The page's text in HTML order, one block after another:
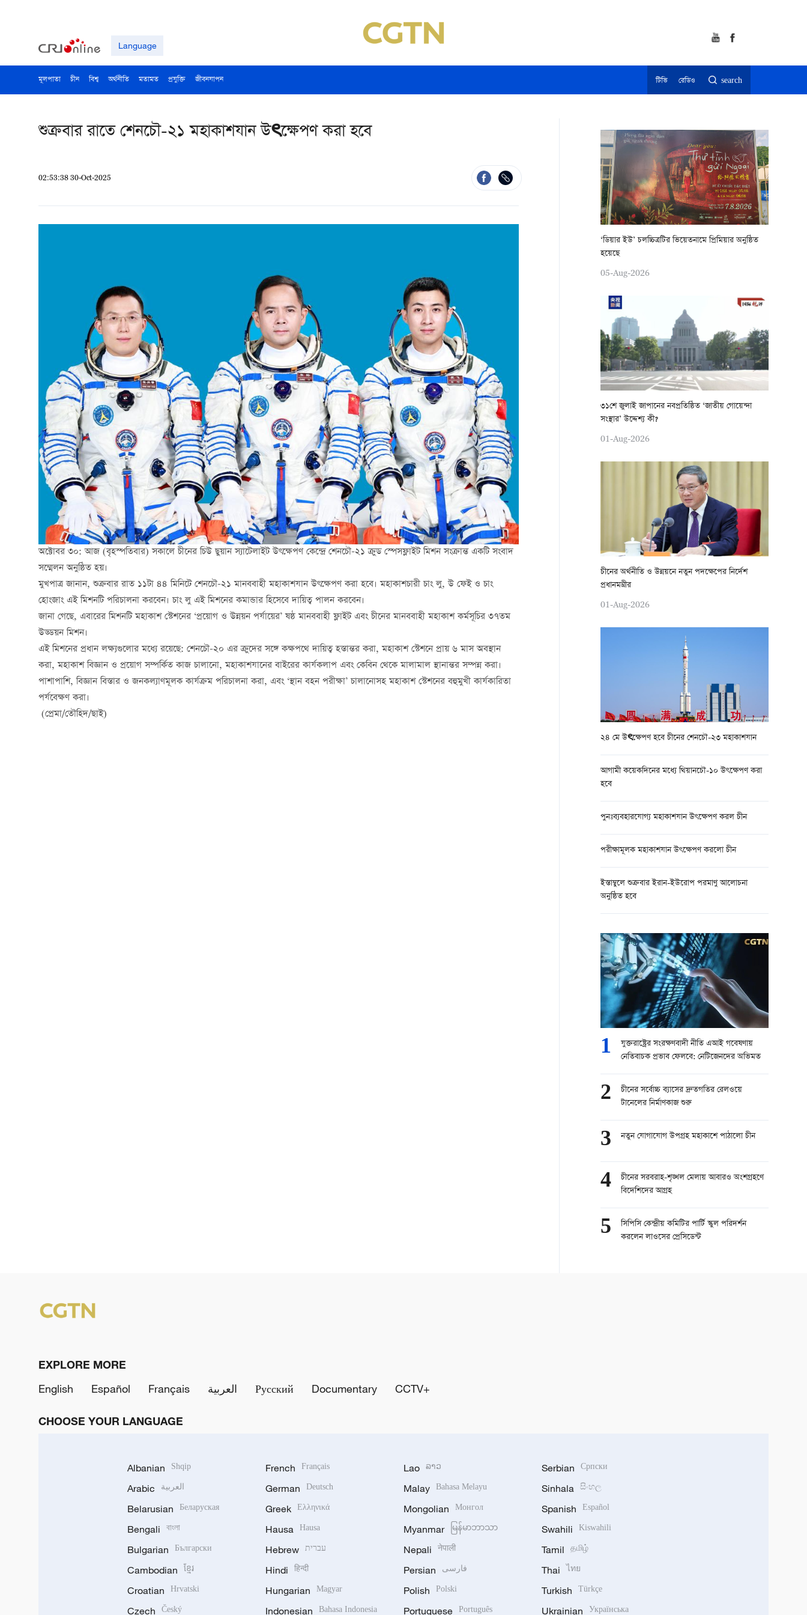
Language
মূলপাতা চীন বিশ্ব অর্থনীতি মতামত প্রযুক্তি জীবনযাপন টিভি রেডিও search
শুক্রবার রাতে শেনচৌ-২১ মহাকাশযান উৎক্ষেপণ করা হবে
02:53:38 30-Oct-2025
অক্টোবর ৩০: আজ (বৃহস্পতিবার) সকালে চীনের চিউ ছুয়ান স্যাটেলাইট উৎক্ষেপণ কেন্দ্রে শেনচৌ-২১ ক্রুড স্পেসফ্লাইট মিশন সংক্রান্ত একটি সংবাদ
সম্মেলন অনুষ্ঠিত হয়।
মুখপাত্র জানান, শুক্রবার রাত ১১টা ৪৪ মিনিটে শেনচৌ-২১ মানববাহী মহাকাশযান উৎক্ষেপণ করা হবে। মহাকাশচারী চাং লু, উ ফেই ও চাং
হোংজাং এই মিশনটি পরিচালনা করবেন। চাং লু এই মিশনের কমান্ডার হিসেবে দায়িত্ব পালন করবেন।
জানা গেছে, এবারের মিশনটি মহাকাশ স্টেশনের ‘প্রয়োগ ও উন্নয়ন পর্যায়ের’ ষষ্ঠ মানববাহী ফ্লাইট এবং চীনের মানববাহী মহাকাশ কর্মসূচির ৩৭তম
উড্ডয়ন মিশন।
এই মিশনের প্রধান লক্ষ্যগুলোর মধ্যে রয়েছে: শেনচৌ-২০ এর ক্রুদের সঙ্গে কক্ষপথে দায়িত্ব হস্তান্তর করা, মহাকাশ স্টেশনে প্রায় ৬ মাস অবস্থান
করা, মহাকাশ বিজ্ঞান ও প্রয়োগ সম্পর্কিত কাজ চালানো, মহাকাশযানের বাইরের কার্যকলাপ এবং কেবিন থেকে মালামাল স্থানান্তর সম্পন্ন করা।
পাশাপাশি, বিজ্ঞান বিস্তার ও জনকল্যাণমূলক কার্যক্রম পরিচালনা করা, এবং ‘স্থান বহন পরীক্ষা’ চালানোসহ মহাকাশ স্টেশনের বহুমুখী কার্যকারিতা
পর্যবেক্ষণ করা।
(প্রেমা/তৌহিদ/ছাই)
‘ডিয়ার ইউ’ চলচ্চিত্রটির ভিয়েতনামে প্রিমিয়ার অনুষ্ঠিত
হয়েছে
05-Aug-2026
৩১শে জুলাই জাপানের নবপ্রতিষ্ঠিত ‘জাতীয় গোয়েন্দা
সংস্থার’ উদ্দেশ্য কী?
01-Aug-2026
চীনের অর্থনীতি ও উন্নয়নে নতুন পদক্ষেপের নির্দেশ
প্রধানমন্ত্রীর
01-Aug-2026
২৪ মে উৎক্ষেপণ হবে চীনের শেনচৌ-২৩ মহাকাশযান
আগামী কয়েকদিনের মধ্যে থিয়ানচৌ-১০ উৎক্ষেপণ করা
হবে
পরীক্ষামূলক মহাকাশযান উৎক্ষেপণ করলো চীন
ইস্তাম্বুলে শুক্রবার ইরান-ইউরোপ পরমাণু আলোচনা
অনুষ্ঠিত হবে
1
যুক্তরাষ্ট্রের সংরক্ষণবাদী নীতি এআই গবেষণায়
নেতিবাচক প্রভাব ফেলবে: নেটিজেনদের অভিমত
2
চীনের সর্বোচ্চ ব্যাসের দ্রুতগতির রেলওয়ে
টানেলের নির্মাণকাজ শুরু
3 নতুন যোগাযোগ উপগ্রহ মহাকাশে পাঠালো চীন
4
চীনের সরবরাহ-শৃঙ্খল মেলায় আবারও অংশগ্রহণে
বিদেশিদের আগ্রহ
5
সিপিসি কেন্দ্রীয় কমিটির পার্টি স্কুল পরিদর্শন
করলেন লাওসের প্রেসিডেন্ট
EXPLORE MORE
English
Español Français العربية Русский Documentary CCTV+
CHOOSE YOUR LANGUAGE
Albanian Shqip
Arabic العربية
Belarusian Беларуская
Bengali বাংলা
Bulgarian Български
Cambodian ខ្មែរ
Croatian Hrvatski
Czech Český
French Français
German Deutsch
Greek Ελληνικά
Hausa Hausa
Hebrew עברית
Hindi हिन्दी
Hungarian Magyar
Indonesian Bahasa Indonesia
Lao ລາວ
Malay Bahasa Melayu
Mongolian Монгол
Myanmar မြန်မာဘာသာ
Nepali नेपाली
Persian فارسی
Polish Polski
Portuguese Português
Serbian Српски
Sinhala සිංහල
Spanish Español
Swahili Kiswahili
Tamil தமிழ்
Thai ไทย
Turkish Türkçe
Ukrainian Українська